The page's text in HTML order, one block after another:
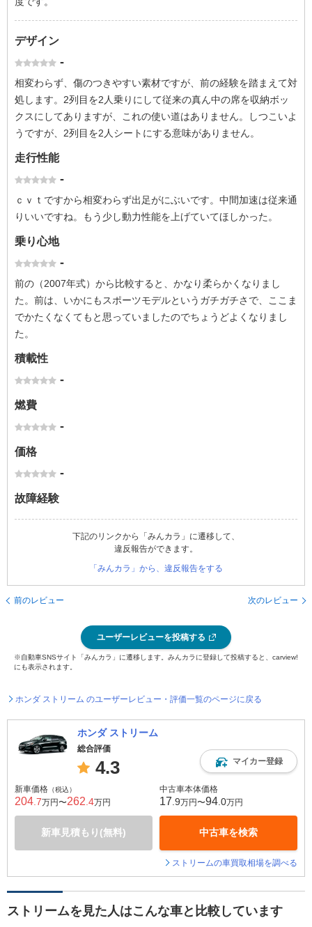
デザイン
-
相変わらず、傷のつきやすい素材ですが、前の経験を踏まえて対
処します。2列目を2人乗りにして従来の真ん中の席を収納ボッ
クスにしてありますが、これの使い道はありません。しつこいよ
うですが、2列目を2人シートにする意味がありません。
走行性能
-
ｃｖｔですから相変わらず出足がにぶいです。中間加速は従来通
りいいですね。もう少し動力性能を上げていてほしかった。
乗り心地
-
前の（2007年式）から比較すると、かなり柔らかくなりまし
た。前は、いかにもスポーツモデルというガチガチさで、ここま
でかたくなくてもと思っていましたのでちょうどよくなりまし
た。
積載性
-
燃費
-
価格
-
故障経験
下記のリンクから「みんカラ」に遷移して、
違反報告ができます。
「みんカラ」から、違反報告をする
前のレビュー 次のレビュー
ユーザーレビューを投稿する
※自動車SNSサイト「みんカラ」に遷移します。みんカラに登録して投稿すると、carview!
にも表示されます。
ホンダ ストリーム のユーザーレビュー・評価一覧のページに戻る
ホンダ ストリーム
総合評価
4.3 マイカー登録
新車価格 （税込）
204 .7万円〜262 .4万円
新車見積もり(無料)
中古車本体価格
17 .9万円〜94 .0万円
中古車を検索
ストリームの車買取相場を調べる
ストリームを見た人はこんな車と比較しています